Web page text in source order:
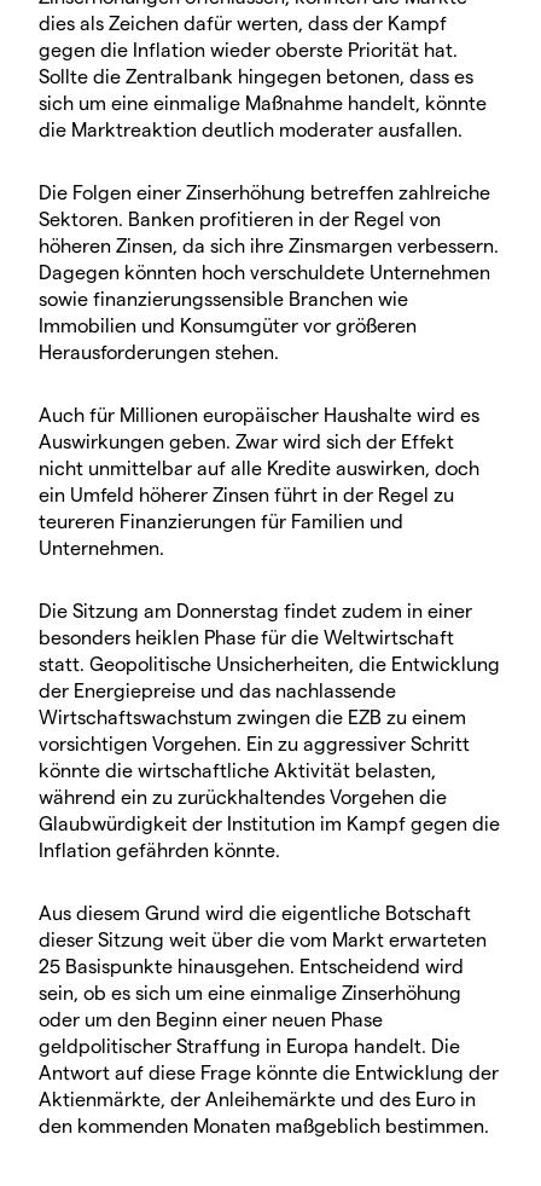
dies als Zeichen dafür werten, dass der Kampf
gegen die Inflation wieder oberste Priorität hat.
Sollte die Zentralbank hingegen betonen, dass es
sich um eine einmalige Maßnahme handelt, könnte
die Marktreaktion deutlich moderater ausfallen.
Die Folgen einer Zinserhöhung betreffen zahlreiche
Sektoren. Banken profitieren in der Regel von
höheren Zinsen, da sich ihre Zinsmargen verbessern.
Dagegen könnten hoch verschuldete Unternehmen
sowie finanzierungssensible Branchen wie
Immobilien und Konsumgüter vor größeren
Herausforderungen stehen.
Auch für Millionen europäischer Haushalte wird es
Auswirkungen geben. Zwar wird sich der Effekt
nicht unmittelbar auf alle Kredite auswirken, doch
ein Umfeld höherer Zinsen führt in der Regel zu
teureren Finanzierungen für Familien und
Unternehmen.
Die Sitzung am Donnerstag findet zudem in einer
besonders heiklen Phase für die Weltwirtschaft
statt. Geopolitische Unsicherheiten, die Entwicklung
der Energiepreise und das nachlassende
Wirtschaftswachstum zwingen die EZB zu einem
vorsichtigen Vorgehen. Ein zu aggressiver Schritt
könnte die wirtschaftliche Aktivität belasten,
während ein zu zurückhaltendes Vorgehen die
Glaubwürdigkeit der Institution im Kampf gegen die
Inflation gefährden könnte.
Aus diesem Grund wird die eigentliche Botschaft
dieser Sitzung weit über die vom Markt erwarteten
25 Basispunkte hinausgehen. Entscheidend wird
sein, ob es sich um eine einmalige Zinserhöhung
oder um den Beginn einer neuen Phase
geldpolitischer Straffung in Europa handelt. Die
Antwort auf diese Frage könnte die Entwicklung der
Aktienmärkte, der Anleihemärkte und des Euro in
den kommenden Monaten maßgeblich bestimmen.